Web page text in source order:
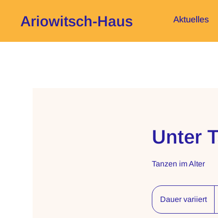
Ariowitsch-Haus Aktuelles
Unter
Tanzen im Alter
Dauer variiertD